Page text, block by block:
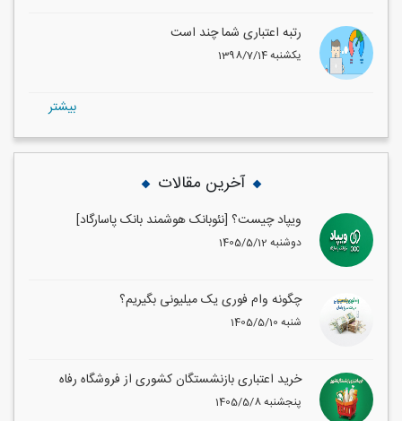
رتبه اعتباری شما چند است
1398/7/14 یکشنبه
بيشتر
آخرین مقالات
ویپاد چیست؟ [نئوبانک هوشمند بانک پاسارگاد]
1405/5/12 دوشنبه
چگونه وام فوری یک میلیونی بگیریم؟
1405/5/10 شنبه
خرید اعتباری بازنشستگان کشوری از فروشگاه رفاه
1405/5/8 پنجشنبه